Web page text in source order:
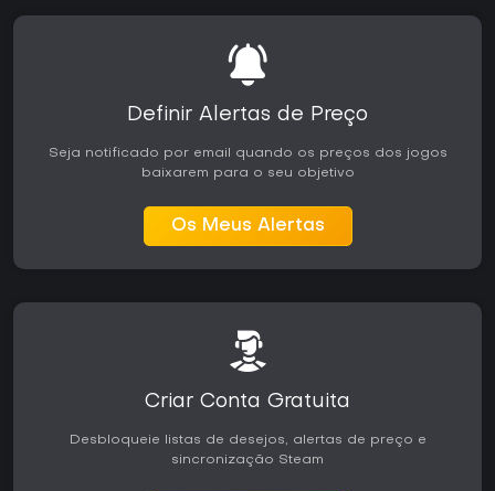
Definir Alertas de Preço
Seja notificado por email quando os preços dos jogos
baixarem para o seu objetivo
Os Meus Alertas
Criar Conta Gratuita
Desbloqueie listas de desejos, alertas de preço e
sincronização Steam